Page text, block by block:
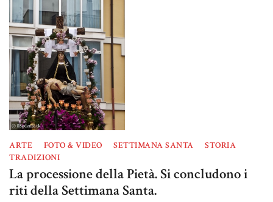
ARTE FOTO & VIDEO SETTIMANA SANTA
STORIA
TRADIZIONI
La processione della Pietà. Si concludono i
riti della Settimana Santa.